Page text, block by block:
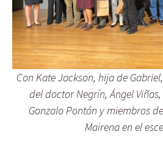
Con Kate Jackson, hija de
del doctor Negrín, Ángel
Gonzalo Pontón y miembros
Mairena en el